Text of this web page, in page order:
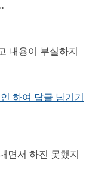
내용이 부실하지
하여 답글 남기기
면서 하진 못했지